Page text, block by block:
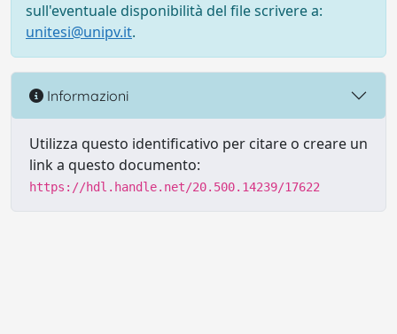
sull'eventuale disponibilità del file scrivere a:
unitesi@unipv.it.
Informazioni
Utilizza questo identificativo per citare o creare un
link a questo documento:
https://hdl.handle.net/20.500.14239/17622